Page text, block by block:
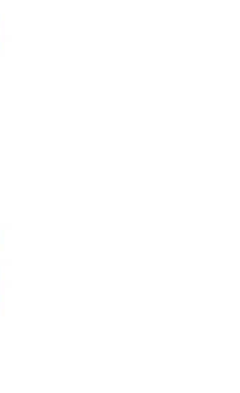
Busto: 124 cm / 48.8 in, Cintura: 109 cm /